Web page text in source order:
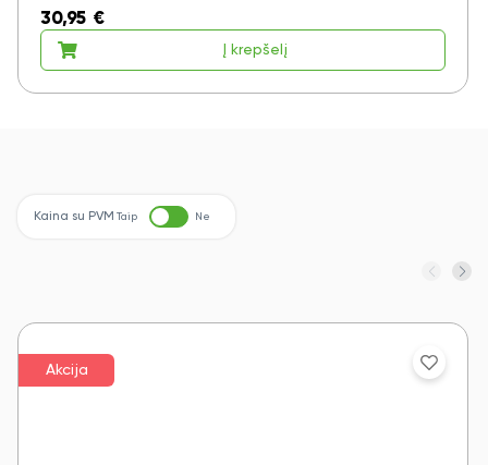
30,95 €
Į krepšelį
Kaina su PVM Taip Ne
Akcija